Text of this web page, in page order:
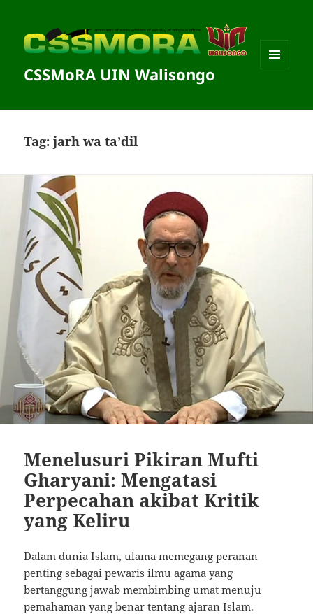
CSSMoRA UIN Walisongo
Tag:jarh wa ta’dil
Menelusuri Pikiran Mufti
Gharyani: Mengatasi
Perpecahan akibat Kritik
yang Keliru
Dalam dunia Islam, ulama memegang peranan
penting sebagai pewaris ilmu agama yang
bertanggung jawab membimbing umat menuju
pemahaman yang benar tentang ajaran Islam.